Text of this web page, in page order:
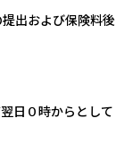
出および保険料後
日０時からとして